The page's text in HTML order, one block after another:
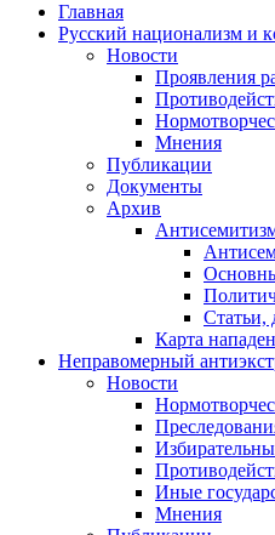
Главная
Русский национализм и
Новости
Проявления
Мнения
Публикации
Документы
Архив
Статьи,
Карта
Неправомерный
Новости
Иные
Мнения